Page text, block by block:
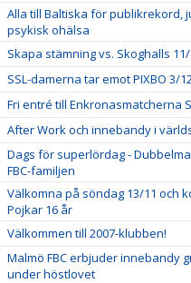
Alla till Baltiska för publikrekord,
psykisk ohälsa
Skapa stämning vs. Skoghalls
SSL-damerna tar emot PIXBO 3/12
Fri entré till Enkronasmatcherna
After Work och innebandy i
Dags för superlördag -
FBC-familjen
Välkomna på söndag 13/11 och
Pojkar 16 år
Välkommen till 2007-klubben!
Malmö FBC erbjuder innebandy
under höstlovet